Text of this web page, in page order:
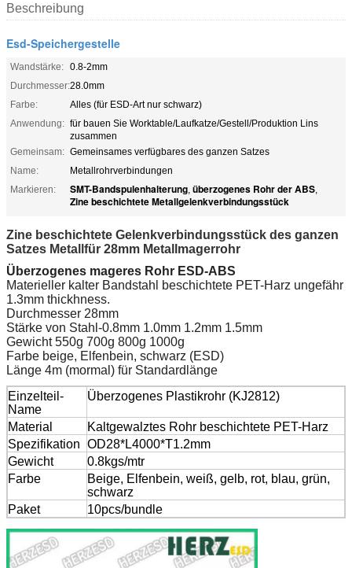
Beschreibung
Esd-Speichergestelle
Wandstärke: 0.8-2mm
Durchmesser:28.0mm
Farbe:
Alles (für ESD-Art nur schwarz)
Anwendung: für bauen Sie Worktable/Laufkatze/Gestell/Produktion Lins
zusammen
Gemeinsam: Gemeinsames verfügbares des ganzen Satzes
Name:
Metallrohrverbindungen
Markieren:
SMT-Bandspulenhalterung, überzogenes Rohr der ABS,
Zine beschichtete Metallgelenkverbindungsstück
Zine beschichtete Gelenkverbindungsstück des ganzen
Satzes Metallfür 28mm Metallmagerrohr
Überzogenes mageres Rohr ESD-ABS
Materieller kalter Bandstahl beschichtete PET-Harz ungefähr
1.3mm thickhness.
Durchmesser 28mm
Stärke von Stahl-0.8mm 1.0mm 1.2mm 1.5mm
Gewicht 550g 700g 800g 1000g
Farbe beige, Elfenbein, schwarz (ESD)
Länge 4m (mormal) für Standardlänge
Einzelteil-
Name
Überzogenes Plastikrohr (KJ2812)
Material
Kaltgewalztes Rohr beschichtete PET-Harz
Spezifikation OD28*L4000*T1.2mm
Gewicht
0.8kgs/mtr
Farbe
Beige, Elfenbein, weiß, gelb, rot, blau, grün,
schwarz
Paket
10pcs/bundle